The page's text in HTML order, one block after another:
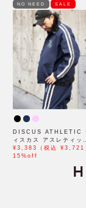
NO NEED SALE
DISCUS ATHLETIC
ィスカス アスレティッ
ドロストトラックブルゾ
¥3,383（税込 ¥3,721
15%off